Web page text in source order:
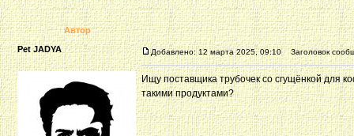
Автор
Pet JADYA
Добавлено: 12 марта 2025, 09:10 Заголовок
Ищу поставщика трубочек со сгущёнкой для
такими продуктами?